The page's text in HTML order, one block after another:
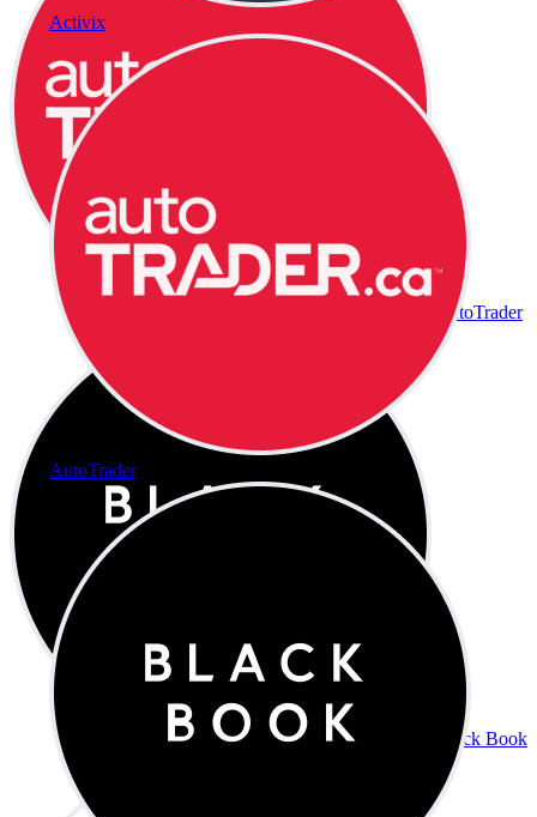
Activix
AutoTrader
AutoTrader
Black Book